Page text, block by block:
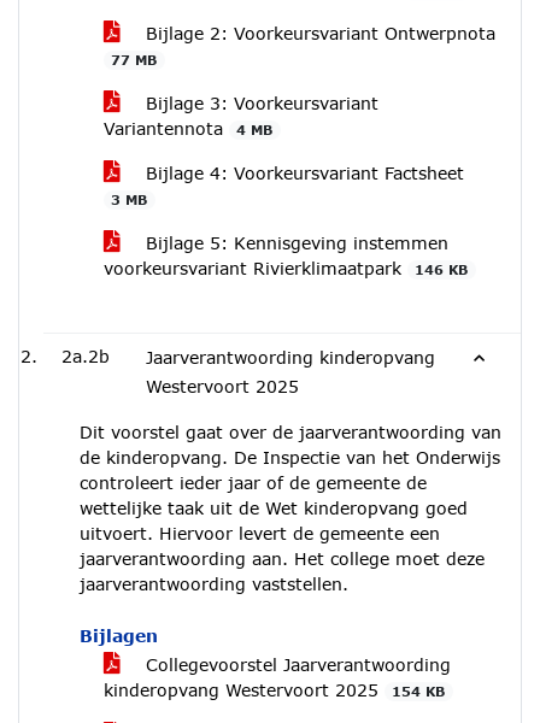
Bijlage 2: Voorkeursvariant Ontwerpnota
77 MB
Bijlage 3: Voorkeursvariant
Variantennota
4 MB
Bijlage 4: Voorkeursvariant Factsheet
3 MB
Bijlage 5: Kennisgeving instemmen
voorkeursvariant Rivierklimaatpark
146 KB
2a.2b
‎Jaarverantwoording kinderopvang
Westervoort 2025
Dit voorstel gaat over de jaarverantwoording van
de kinderopvang. De Inspectie van het Onderwijs
controleert ieder jaar of de gemeente de
wettelijke taak uit de Wet kinderopvang goed
uitvoert. Hiervoor levert de gemeente een
jaarverantwoording aan. Het college moet deze
jaarverantwoording vaststellen.
Bijlagen
Collegevoorstel Jaarverantwoording
kinderopvang Westervoort 2025
154 KB